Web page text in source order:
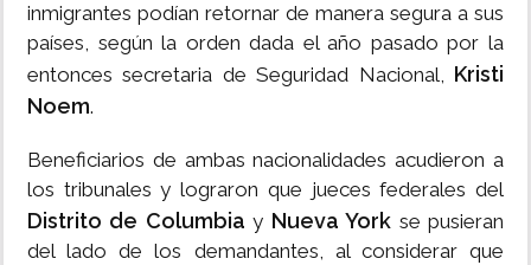
inmigrantes podían retornar de manera segura a sus
países, según la orden dada el año pasado por la
entonces secretaria de Seguridad Nacional, Kristi
Noem.
Beneficiarios de ambas nacionalidades acudieron a
los tribunales y lograron que jueces federales del
Distrito de Columbia y Nueva York se pusieran
del lado de los demandantes, al considerar que